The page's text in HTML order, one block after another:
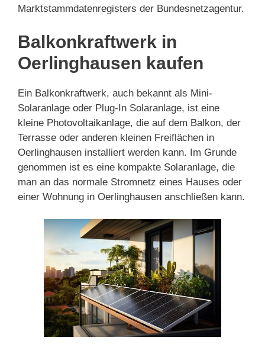
Marktstammdatenregisters der Bundesnetzagentur.
Balkonkraftwerk in
Oerlinghausen kaufen
Ein Balkonkraftwerk, auch bekannt als Mini-
Solaranlage oder Plug-In Solaranlage, ist eine
kleine Photovoltaikanlage, die auf dem Balkon, der
Terrasse oder anderen kleinen Freiflächen in
Oerlinghausen installiert werden kann. Im Grunde
genommen ist es eine kompakte Solaranlage, die
man an das normale Stromnetz eines Hauses oder
einer Wohnung in Oerlinghausen anschließen kann.